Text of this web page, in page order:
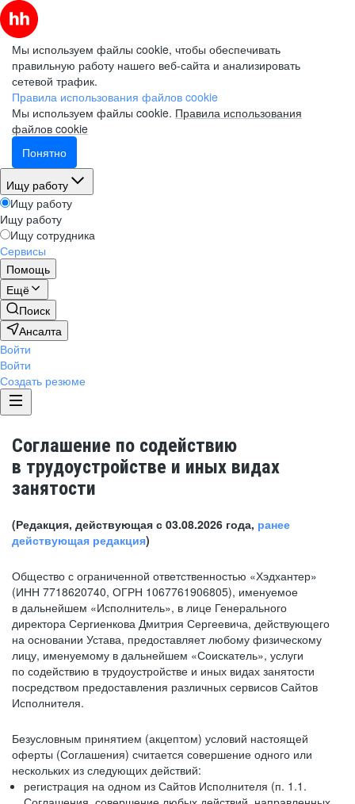
Мы используем файлы cookie, чтобы обеспечивать
правильную работу нашего веб-сайта и анализировать
сетевой трафик.
Правила использования файлов cookie
Мы используем файлы cookie. Правила использования
файлов cookie
Понятно
Ищу работу
Ищу работу
Ищу работу
Ищу сотрудника
Сервисы
Помощь
Ещё
Поиск
Ансалта
Войти
Войти
Создать резюме
Соглашение по содействию
в трудоустройстве и иных видах
занятости
(Редакция, действующая с 03.08.2026 года, ранее
действующая редакция)
Общество с ограниченной ответственностью «Хэдхантер»
(ИНН 7718620740, ОГРН 1067761906805), именуемое
в дальнейшем «Исполнитель», в лице Генерального
директора Сергиенкова Дмитрия Сергеевича, действующего
на основании Устава, предоставляет любому физическому
лицу, именуемому в дальнейшем «Соискатель», услуги
по содействию в трудоустройстве и иных видах занятости
посредством предоставления различных сервисов Сайтов
Исполнителя.
Безусловным принятием (акцептом) условий настоящей
оферты (Соглашения) считается совершение одного или
нескольких из следующих действий:
регистрация на одном из Сайтов Исполнителя (п. 1.1.